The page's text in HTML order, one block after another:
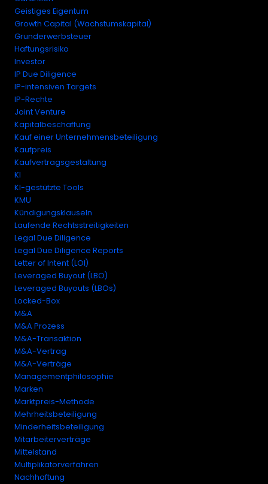
Geistiges Eigentum
Growth Capital (Wachstumskapital)
Grunderwerbsteuer
Haftungsrisiko
Investor
IP Due Diligence
IP-intensiven Targets
IP-Rechte
Joint Venture
Kapitalbeschaffung
Kauf einer Unternehmensbeteiligung
Kaufpreis
Kaufvertragsgestaltung
KI
KI-gestützte Tools
KMU
Kündigungsklauseln
Laufende Rechtsstreitigkeiten
Legal Due Diligence
Legal Due Diligence Reports
Letter of Intent (LOI)
Leveraged Buyout (LBO)
Leveraged Buyouts (LBOs)
Locked-Box
M&A
M&A Prozess
M&A-Transaktion
M&A-Vertrag
M&A-Verträge
Managementphilosophie
Marken
Marktpreis-Methode
Mehrheitsbeteiligung
Minderheitsbeteiligung
Mitarbeiterverträge
Mittelstand
Multiplikatorverfahren
Nachhaftung